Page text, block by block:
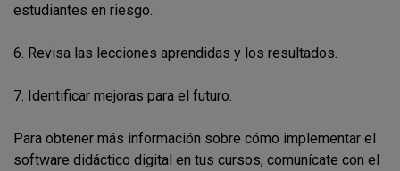
estudiantes en riesgo.
6. Revisa las lecciones aprendidas y los resultados.
7. Identificar mejoras para el futuro.
Para obtener más información sobre cómo implementar el
software didáctico digital en tus cursos, comunícate con el